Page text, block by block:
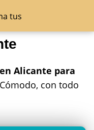
Alicante para
con todo